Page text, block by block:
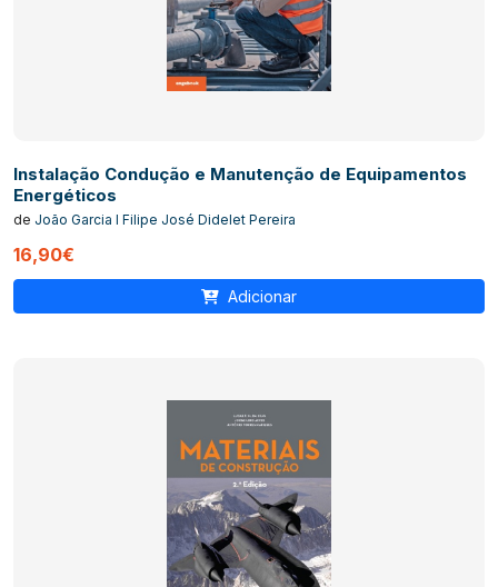
Instalação Condução e Manutenção de Equipamentos
Energéticos
de João Garcia I Filipe José Didelet Pereira
16,90€
Adicionar